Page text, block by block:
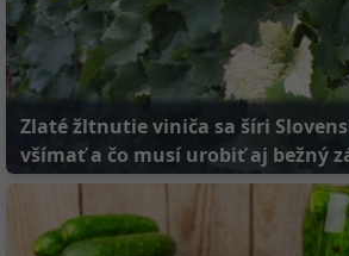
Zlaté žltnutie viniča sa šíri
všímať a čo musí urobiť aj bežný